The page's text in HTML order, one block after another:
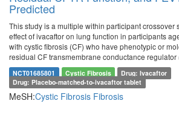
Predicted
This study is a multiple within participant crossover
effect of ivacaftor on lung function in participants
with cystic fibrosis (CF) who have phenotypic or
residual CF transmembrane conductance regulator
NCT01685801 Cystic Fibrosis
Drug: Ivacaftor
Drug: Placebo-matched-to-ivacaftor tablet
MeSH:Cystic Fibrosis Fibrosis